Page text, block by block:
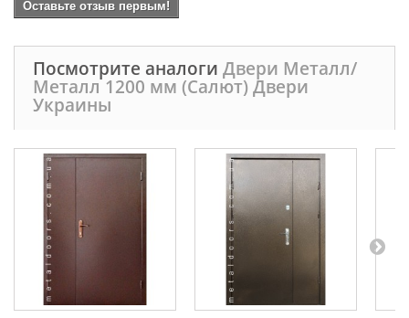
Оставьте отзыв первым!
Посмотрите аналоги Двери Металл/
Металл 1200 мм (Салют) Двери
Украины